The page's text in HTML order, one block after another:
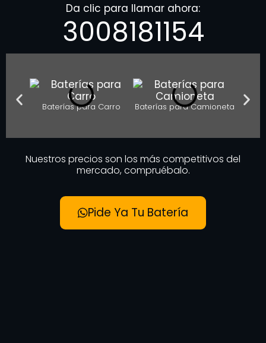
Da clic para llamar ahora:
3008181154
Baterías para Carro Baterías para Camioneta
Nuestros precios son los más competitivos del
mercado, compruébalo.
Pide Ya Tu Batería